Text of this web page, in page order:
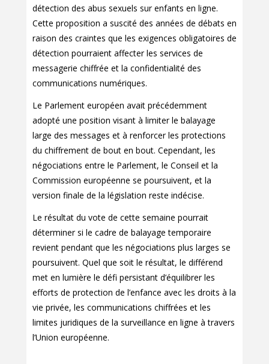
détection des abus sexuels sur enfants en ligne.
Cette proposition a suscité des années de débats en
raison des craintes que les exigences obligatoires de
détection pourraient affecter les services de
messagerie chiffrée et la confidentialité des
communications numériques.
Le Parlement européen avait précédemment
adopté une position visant à limiter le balayage
large des messages et à renforcer les protections
du chiffrement de bout en bout. Cependant, les
négociations entre le Parlement, le Conseil et la
Commission européenne se poursuivent, et la
version finale de la législation reste indécise.
Le résultat du vote de cette semaine pourrait
déterminer si le cadre de balayage temporaire
revient pendant que les négociations plus larges se
poursuivent. Quel que soit le résultat, le différend
met en lumière le défi persistant d’équilibrer les
efforts de protection de l’enfance avec les droits à la
vie privée, les communications chiffrées et les
limites juridiques de la surveillance en ligne à travers
l’Union européenne.